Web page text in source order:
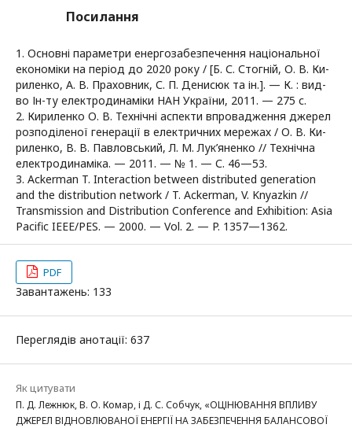
Посилання
1. Основні параметри енергозабезпечення національної
економіки на період до 2020 року / [Б. С. Стогній, О. В. Ки-
риленко, А. В. Праховник, С. П. Денисюк та ін.]. — К. : вид-
во Ін-ту електродинаміки НАН України, 2011. — 275 с.
2. Кириленко О. В. Технічні аспекти впровадження джерел
розподіленої генерації в електричних мережах / О. В. Ки-
риленко, В. В. Павловський, Л. М. Лук’яненко // Технічна
електродинаміка. — 2011. — № 1. — С. 46—53.
3. Ackerman T. Interaction between distributed generation
and the distribution network / T. Ackerman, V. Knyazkin //
Transmission and Distribution Conference and Exhibition: Asia
Pacific IEEE/PES. — 2000. — Vol. 2. — P. 1357—1362.
PDF
Завантажень: 133
Переглядів анотації: 637
Як цитувати
П. Д. Лежнюк, В. О. Комар, і Д. С. Собчук, «ОЦІНЮВАННЯ ВПЛИВУ
ДЖЕРЕЛ ВІДНОВЛЮВАНОЇ ЕНЕРГІЇ НА ЗАБЕЗПЕЧЕННЯ БАЛАНСОВОЇ